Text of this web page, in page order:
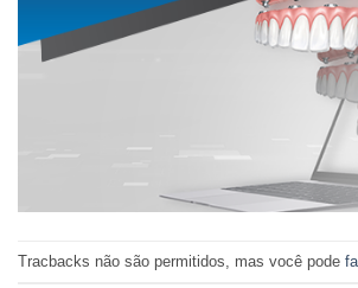
Tracbacks não são permitidos, mas você pode